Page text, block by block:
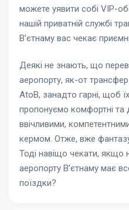
можете уявити собі VIP-
нашій приватній службі
В’єтнаму вас чекає
Деякі не знають, що
аеропорту, як-от
AtoB, занадто гарні, щоб
пропонуємо комфортні та
ввічливими,
кермом. Отже, вже
Тоді навіщо чекати,
аеропорту В’єтнаму має
поїздки?